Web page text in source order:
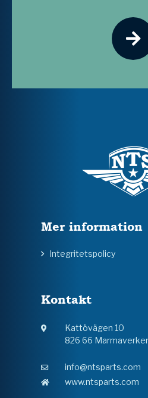
Mer information
Integritetspolicy
Kontakt
Kattövägen 10
826 66
info@ntsparts.com
www.ntsparts.com